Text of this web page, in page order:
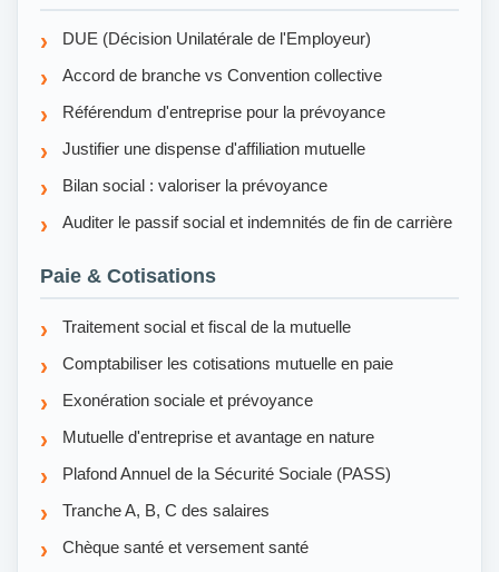
DUE (Décision Unilatérale de l'Employeur)
Accord de branche vs Convention collective
Référendum d'entreprise pour la prévoyance
Justifier une dispense d'affiliation mutuelle
Bilan social : valoriser la prévoyance
Auditer le passif social et indemnités de fin de carrière
Paie & Cotisations
Traitement social et fiscal de la mutuelle
Comptabiliser les cotisations mutuelle en paie
Exonération sociale et prévoyance
Mutuelle d'entreprise et avantage en nature
Plafond Annuel de la Sécurité Sociale (PASS)
Tranche A, B, C des salaires
Chèque santé et versement santé